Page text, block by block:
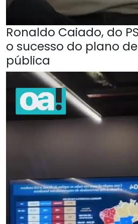
Ronaldo Caiado, do
o sucesso do plano
pública